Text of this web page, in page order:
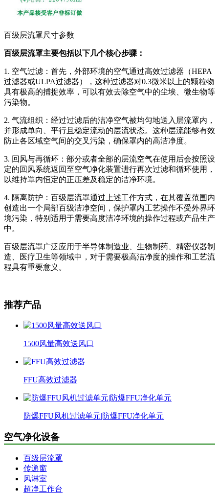
百级层流罩尺寸参数
百级层流罩主要包括以下几个核心步骤：
1. 空气过滤：首先，外部环境的空气通过高效过滤器（HEPA
过滤器或ULPA过滤器），这种过滤器对0.3微米以上的颗粒物
具有极高的捕捉效率，可以有效去除空气中的尘埃、微生物等
污染物。
2. 气流组织：经过过滤后的洁净空气被均匀地送入层流罩内，
并形成单向、平行且稳定流动的层流状态。这种层流能够有效
防止各区域空气间的交叉污染，确保罩内的高洁净度。
3. 回风与再循环：部分或者全部的层流空气在使用后会按照设
定的回风系统返回至空气净化装置进行再次过滤和循环使用，
以维持罩内恒定的正压差及稳定的洁净环境。
4. 隔离防护：百级层流罩通过上述工作方式，在其覆盖范围内
创造出一个局部百级洁净空间，保护罩内工艺操作不受外界环
境污染，特别适用于需要高度洁净环境的操作过程或产品生产
中。
百级层流罩广泛应用于半导体制造业、生物制药、精密仪器制
造、医疗卫生等领域中，对于需要极高洁净度的操作和工艺流
程具有重要意义。
推荐产品
1500风量高效送风口
FFU高效过滤器
防爆FFU风机过滤单元|防爆FFU净化单元
空气净化设备
百级层流罩
传递窗
风淋室
超净工作台